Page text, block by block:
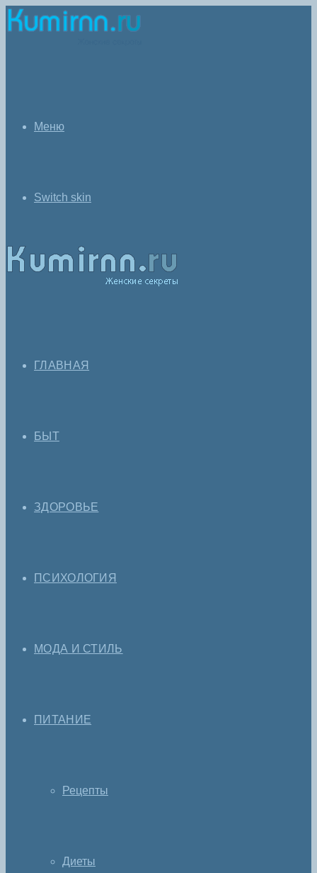
Меню
Switch skin
ГЛАВНАЯ
БЫТ
ЗДОРОВЬЕ
ПСИХОЛОГИЯ
МОДА И СТИЛЬ
ПИТАНИЕ
Рецепты
Диеты